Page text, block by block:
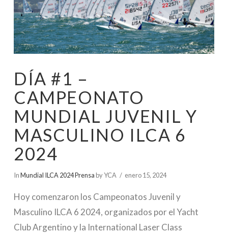
DÍA #1 –
CAMPEONATO
MUNDIAL JUVENIL Y
MASCULINO ILCA 6
2024
InMundial ILCA 2024 Prensa by YCA enero 15, 2024
Hoy comenzaron los Campeonatos Juvenil y
Masculino ILCA 6 2024, organizados por el Yacht
Club Argentino y la International Laser Class